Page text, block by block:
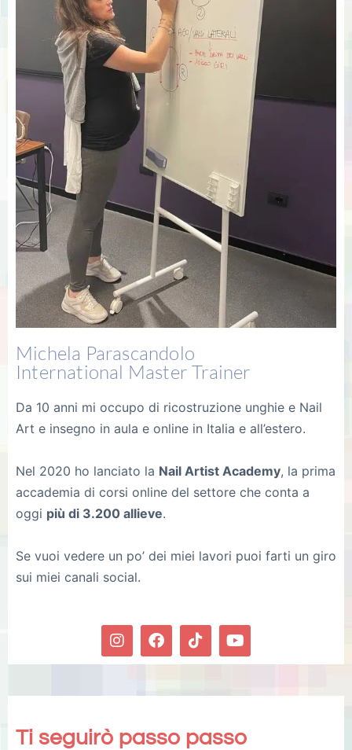
Michela Parascandolo
International Master Trainer
Da 10 anni mi occupo di ricostruzione unghie e Nail
Art e insegno in aula e online in Italia e all’estero.
Nel 2020 ho lanciato la Nail Artist Academy, la prima
accademia di corsi online del settore che conta a
oggi più di 3.200 allieve.
Se vuoi vedere un po’ dei miei lavori puoi farti un giro
sui miei canali social.
Ti seguirò passo passo